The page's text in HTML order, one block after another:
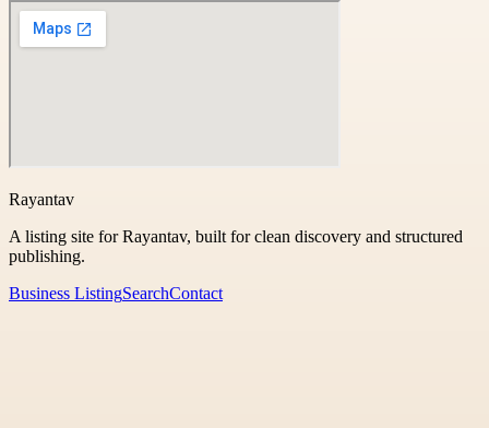
Rayantav
A listing site for Rayantav, built for clean discovery and structured
publishing.
Business ListingSearchContact